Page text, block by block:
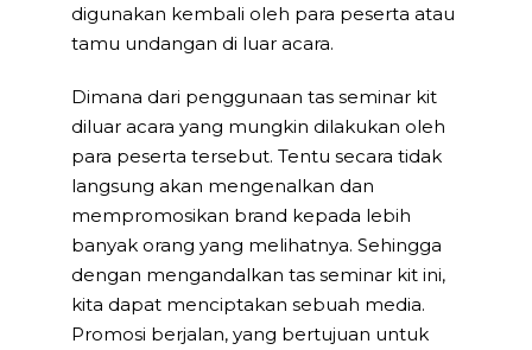
digunakan kembali oleh para peserta atau
tamu undangan di luar acara.
Dimana dari penggunaan tas seminar kit
diluar acara yang mungkin dilakukan oleh
para peserta tersebut. Tentu secara tidak
langsung akan mengenalkan dan
mempromosikan brand kepada lebih
banyak orang yang melihatnya. Sehingga
dengan mengandalkan tas seminar kit ini,
kita dapat menciptakan sebuah media.
Promosi berjalan, yang bertujuan untuk